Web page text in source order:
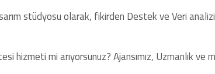
stüdyosu olarak, fikirden Destek ve Veri
hizmeti mi arıyorsunuz? Ajansımız, Uzmanlık